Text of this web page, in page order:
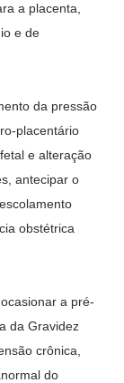
a placenta,
e de
da pressão
placentário
e alteração
antecipar o
obstétrica
a pré-
da Gravidez
crônica,
do